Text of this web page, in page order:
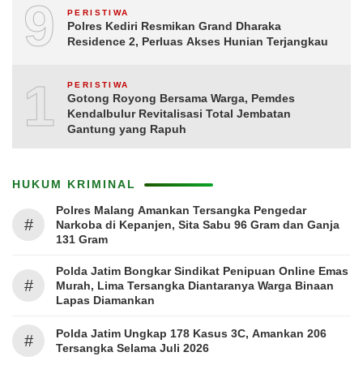
9 PERISTIWA
Polres Kediri Resmikan Grand Dharaka
Residence 2, Perluas Akses Hunian Terjangkau
10PERISTIWA
Gotong Royong Bersama Warga, Pemdes
Kendalbulur Revitalisasi Total Jembatan
Gantung yang Rapuh
HUKUM KRIMINAL
#
Polres Malang Amankan Tersangka Pengedar
Narkoba di Kepanjen, Sita Sabu 96 Gram dan Ganja
131 Gram
#
Polda Jatim Bongkar Sindikat Penipuan Online Emas
Murah, Lima Tersangka Diantaranya Warga Binaan
Lapas Diamankan
#
Polda Jatim Ungkap 178 Kasus 3C, Amankan 206
Tersangka Selama Juli 2026